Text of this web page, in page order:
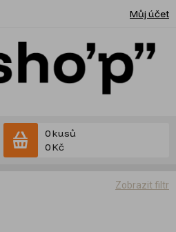
Můj účet
0 kusů
0 Kč
Zobrazit filtr